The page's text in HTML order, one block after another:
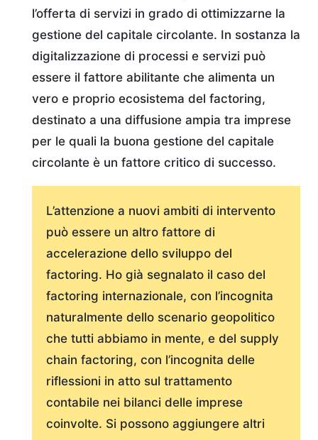
l’offerta di servizi in grado di ottimizzarne la
gestione del capitale circolante. In sostanza la
digitalizzazione di processi e servizi può
essere il fattore abilitante che alimenta un
vero e proprio ecosistema del factoring,
destinato a una diffusione ampia tra imprese
per le quali la buona gestione del capitale
circolante è un fattore critico di successo.
L’attenzione a nuovi ambiti di intervento
può essere un altro fattore di
accelerazione dello sviluppo del
factoring. Ho già segnalato il caso del
factoring internazionale, con l’incognita
naturalmente dello scenario geopolitico
che tutti abbiamo in mente, e del supply
chain factoring, con l’incognita delle
riflessioni in atto sul trattamento
contabile nei bilanci delle imprese
coinvolte. Si possono aggiungere altri